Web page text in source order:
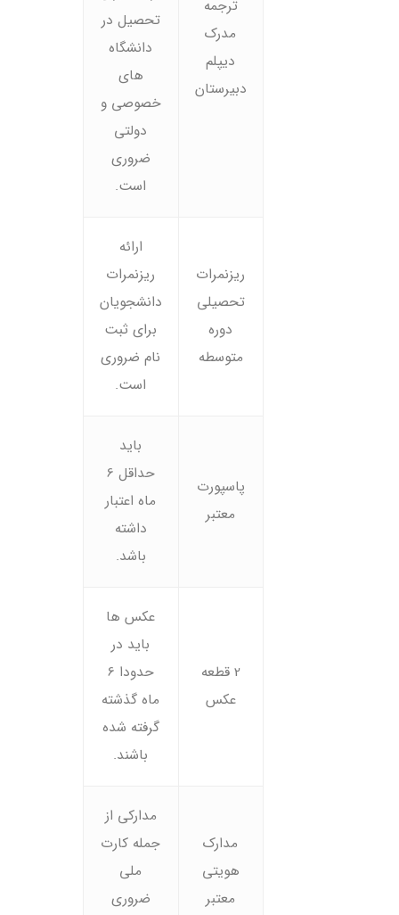
ترجمه
مدرک
دیپلم
دبیرستان
تحصیل در
دانشگاه
های
خصوصی و
دولتی
ضروری
است.
ریزنمرات
تحصیلی
دوره
متوسطه
ارائه
ریزنمرات
دانشجویان
برای ثبت
نام ضروری
است.
پاسپورت
معتبر
باید
حداقل 6
ماه اعتبار
داشته
باشد.
2 قطعه
عکس
عکس ها
باید در
حدودا 6
ماه گذشته
گرفته شده
باشند.
مدارک
هویتی
معتبر
مدارکی از
جمله کارت
ملی
ضروری